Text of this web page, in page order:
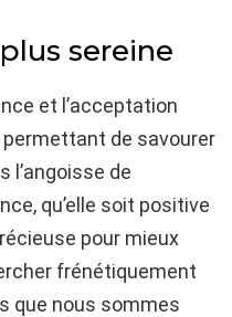
sereine
et l’acceptation
de savourer
l’angoisse de
qu’elle soit positive
pour mieux
frénétiquement
que nous sommes